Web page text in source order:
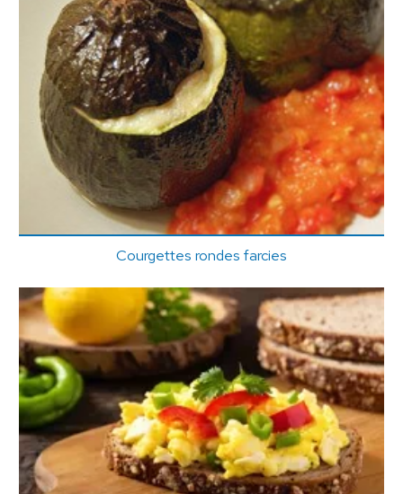
Courgettes rondes farcies